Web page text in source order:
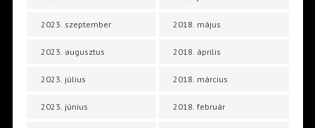
2023. szeptember
2023. augusztus
2023. július
2023. június
2018. május
2018. április
2018. március
2018. február